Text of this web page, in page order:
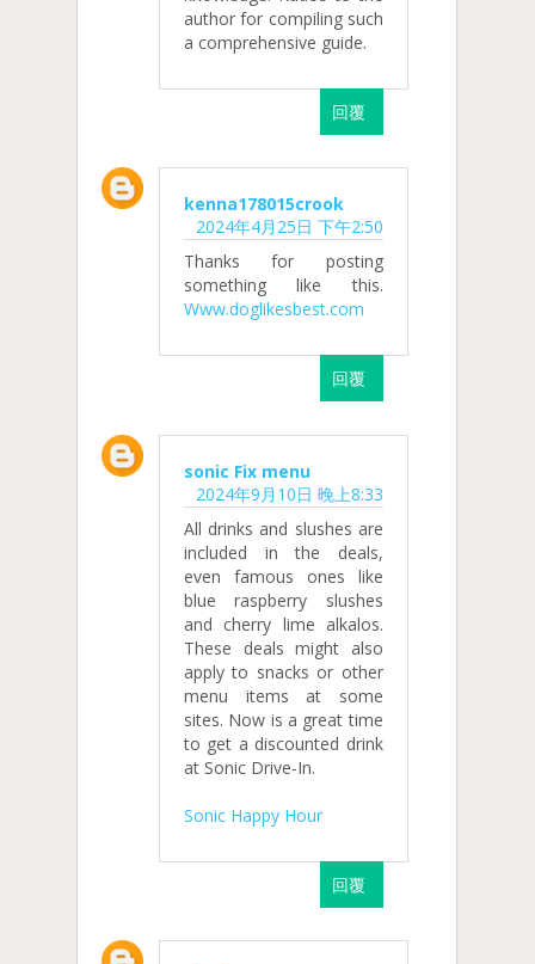
author for compiling such
a comprehensive guide.
回覆
kenna178015crook
2024年4月25日 下午2:50
Thanks for posting
something like this.
Www.doglikesbest.com
回覆
sonic Fix menu
2024年9月10日 晚上8:33
All drinks and slushes are
included in the deals,
even famous ones like
blue raspberry slushes
and cherry lime alkalos.
These deals might also
apply to snacks or other
menu items at some
sites. Now is a great time
to get a discounted drink
at Sonic Drive-In.
Sonic Happy Hour
回覆